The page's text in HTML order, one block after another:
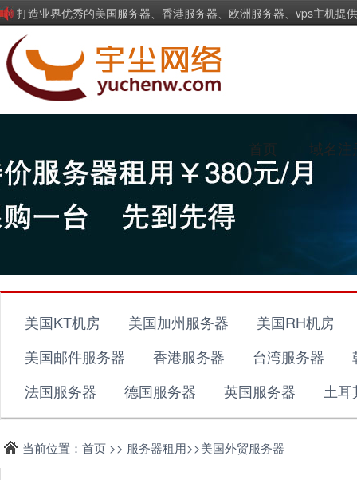
打造业界优秀的美国服务器、香港服务器、欧洲服务器、vps主机提
首页 域名注
美国KT机房 美国加州服务器
美国RH机房
美国邮件服务器
香港服务器 台湾服务器
法国服务器
德国服务器 英国服务器 土
当前位置：首页 >> 服务器租用>>美国外贸服务器